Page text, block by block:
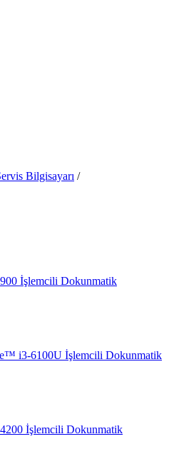
Bilgisayarı /
İşlemcili Dokunmatik
i3-6100U İşlemcili Dokunmatik
İşlemcili Dokunmatik